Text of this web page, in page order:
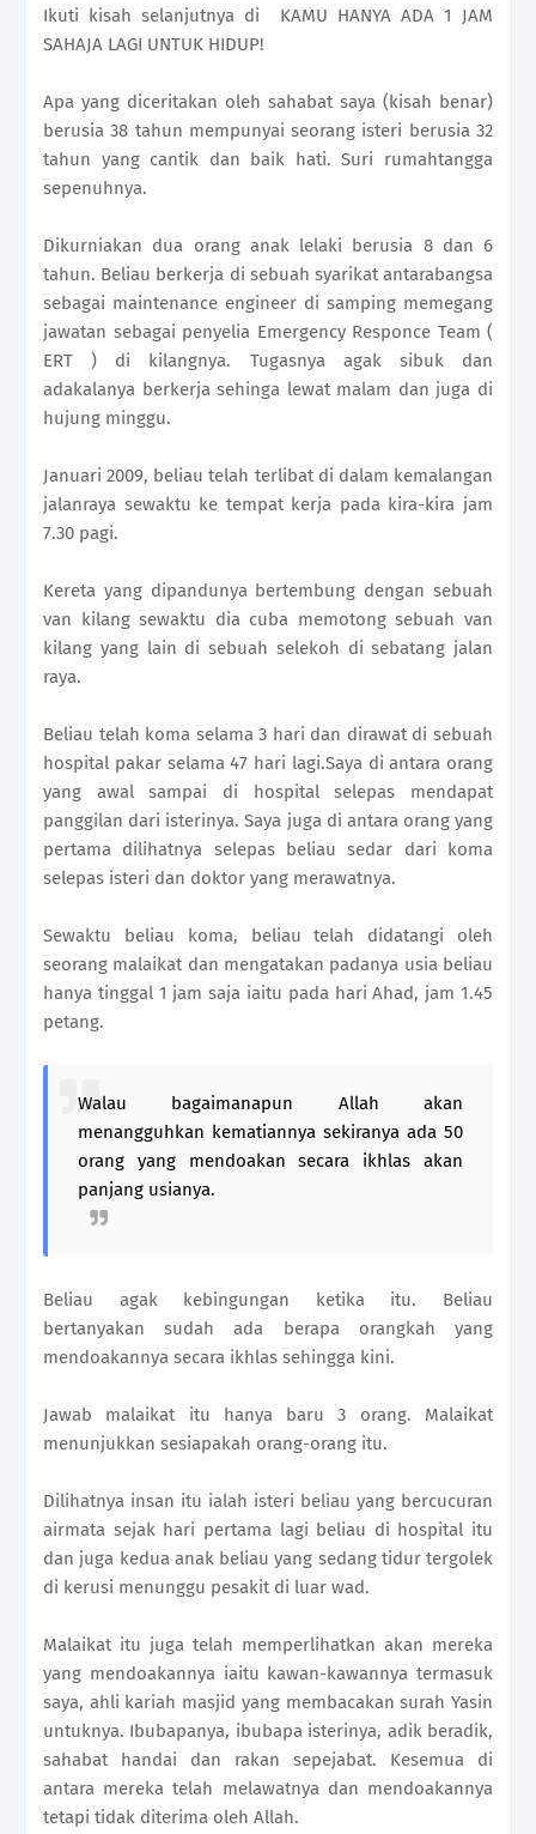
Ikuti kisah selanjutnya di KAMU HANYA ADA 1 JAM
SAHAJA LAGI UNTUK HIDUP!
Apa yang diceritakan oleh sahabat saya (kisah benar)
berusia 38 tahun mempunyai seorang isteri berusia 32
tahun yang cantik dan baik hati. Suri rumahtangga
sepenuhnya.
Dikurniakan dua orang anak lelaki berusia 8 dan 6
tahun. Beliau berkerja di sebuah syarikat antarabangsa
sebagai maintenance engineer di samping memegang
jawatan sebagai penyelia Emergency Responce Team (
ERT ) di kilangnya. Tugasnya agak sibuk dan
adakalanya berkerja sehinga lewat malam dan juga di
hujung minggu.
Januari 2009, beliau telah terlibat di dalam kemalangan
jalanraya sewaktu ke tempat kerja pada kira-kira jam
7.30 pagi.
Kereta yang dipandunya bertembung dengan sebuah
van kilang sewaktu dia cuba memotong sebuah van
kilang yang lain di sebuah selekoh di sebatang jalan
raya.
Beliau telah koma selama 3 hari dan dirawat di sebuah
hospital pakar selama 47 hari lagi.Saya di antara orang
yang awal sampai di hospital selepas mendapat
panggilan dari isterinya. Saya juga di antara orang yang
pertama dilihatnya selepas beliau sedar dari koma
selepas isteri dan doktor yang merawatnya.
Sewaktu beliau koma, beliau telah didatangi oleh
seorang malaikat dan mengatakan padanya usia beliau
hanya tinggal 1 jam saja iaitu pada hari Ahad, jam 1.45
petang.
Walau bagaimanapun Allah akan
menangguhkan kematiannya sekiranya ada 50
orang yang mendoakan secara ikhlas akan
panjang usianya.
Beliau agak kebingungan ketika itu. Beliau
bertanyakan sudah ada berapa orangkah yang
mendoakannya secara ikhlas sehingga kini.
Jawab malaikat itu hanya baru 3 orang. Malaikat
menunjukkan sesiapakah orang-orang itu.
Dilihatnya insan itu ialah isteri beliau yang bercucuran
airmata sejak hari pertama lagi beliau di hospital itu
dan juga kedua anak beliau yang sedang tidur tergolek
di kerusi menunggu pesakit di luar wad.
Malaikat itu juga telah memperlihatkan akan mereka
yang mendoakannya iaitu kawan-kawannya termasuk
saya, ahli kariah masjid yang membacakan surah Yasin
untuknya. Ibubapanya, ibubapa isterinya, adik beradik,
sahabat handai dan rakan sepejabat. Kesemua di
antara mereka telah melawatnya dan mendoakannya
tetapi tidak diterima oleh Allah.